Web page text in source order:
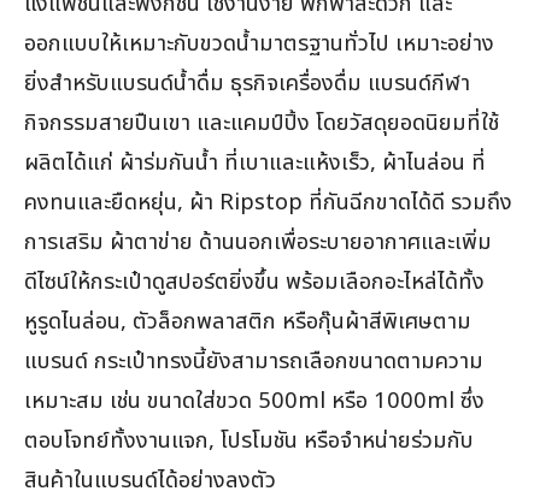
ออกแบบให้เหมาะกับขวดน้ำมาตรฐานทั่วไป เหมาะอย่าง
ยิ่งสำหรับแบรนด์น้ำดื่ม ธุรกิจเครื่องดื่ม แบรนด์กีฬา
กิจกรรมสายปืนเขา และแคมป์ปิ้ง โดยวัสดุยอดนิยมที่ใช้
ผลิตได้แก่ ผ้าร่มกันน้ำ ที่เบาและแห้งเร็ว, ผ้าไนล่อน ที่
คงทนและยืดหยุ่น, ผ้า Ripstop ที่กันฉีกขาดได้ดี รวมถึง
การเสริม ผ้าตาข่าย ด้านนอกเพื่อระบายอากาศและเพิ่ม
ดีไซน์ให้กระเป๋าดูสปอร์ตยิ่งขึ้น พร้อมเลือกอะไหล่ได้ทั้ง
หูรูดไนล่อน, ตัวล็อกพลาสติก หรือกุ๊นผ้าสีพิเศษตาม
แบรนด์ กระเป๋าทรงนี้ยังสามารถเลือกขนาดตามความ
เหมาะสม เช่น ขนาดใส่ขวด 500ml หรือ 1000ml ซึ่ง
ตอบโจทย์ทั้งงานแจก, โปรโมชัน หรือจำหน่ายร่วมกับ
สินค้าในแบรนด์ได้อย่างลงตัว